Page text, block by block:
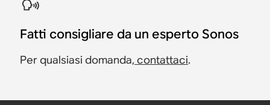
Fatti consigliare da un esperto Sonos
Per qualsiasi domanda, contattaci.